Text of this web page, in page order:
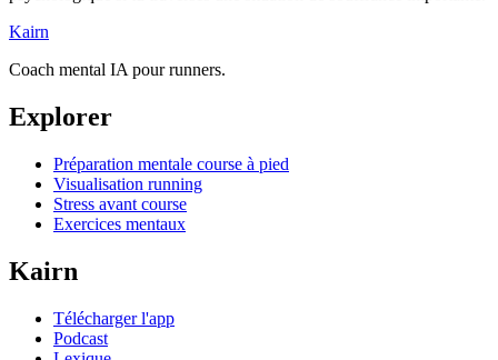
Kairn
Coach mental IA pour runners.
Explorer
Préparation mentale course à pied
Visualisation running
Stress avant course
Exercices mentaux
Kairn
Télécharger l'app
Podcast